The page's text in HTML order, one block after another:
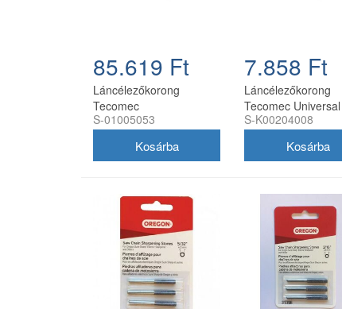
85.619 Ft
Láncélezőkorong
Tecomec
145x22.2x3.2mm
S-01005053
7.858 Ft
Láncélezőkorong
Tecomec
22,2 x 8 mm
S-K00204008